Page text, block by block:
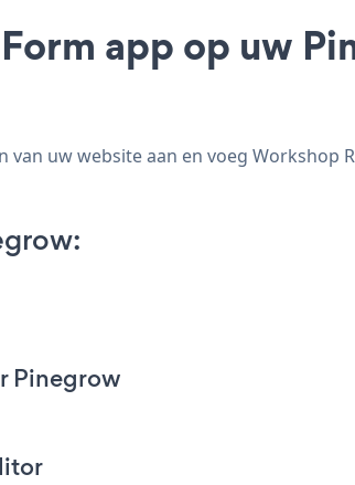
app op uw
uw website aan en voeg Workshop
Pinegrow